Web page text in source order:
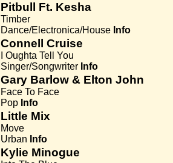
Pitbull Ft. Kesha
Timber
Dance/Electronica/House Info
Connell Cruise
I Oughta Tell You
Singer/Songwriter Info
Gary Barlow & Elton John
Face To Face
Pop Info
Little Mix
Move
Urban Info
Kylie Minogue